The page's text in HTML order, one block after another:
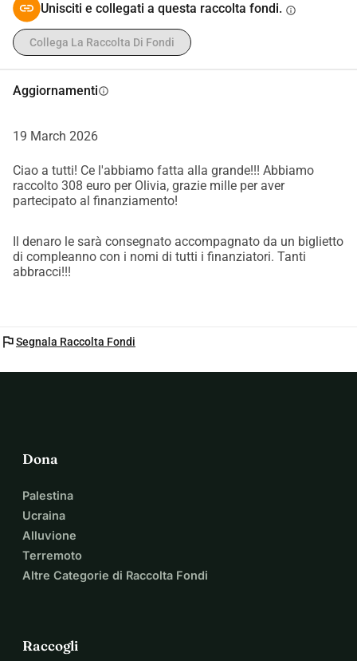
Unisciti e collegati a questa raccolta fondi. info
Collega La Raccolta Di Fondi
Aggiornamentiinfo
19 March 2026
Ciao a tutti! Ce l'abbiamo fatta alla grande!!! Abbiamo
raccolto 308 euro per Olivia, grazie mille per aver
partecipato al finanziamento!
Il denaro le sarà consegnato accompagnato da un biglietto
di compleanno con i nomi di tutti i finanziatori. Tanti
abbracci!!!
flagSegnala Raccolta Fondi
Dona
Palestina
Ucraina
Alluvione
Terremoto
Altre Categorie di Raccolta Fondi
Raccogli